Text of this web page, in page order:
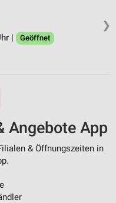
❯
|
Geöffnet
Angebote App
& Öffnungszeiten in